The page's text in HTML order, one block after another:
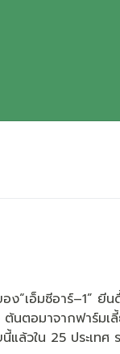
ง“เอ็มซีอาร์–1”
ตอมาจากฟาร์มเลี้
ล้วใน 25 ประเทศ